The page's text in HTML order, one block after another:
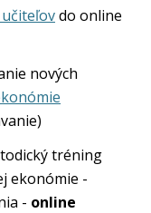
do online
nových
tréning
ekonómie -
- online